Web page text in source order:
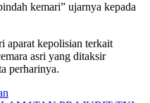
kemari” ujarnya kepada
aparat kepolisian terkait
asri yang ditaksir
perharinya.